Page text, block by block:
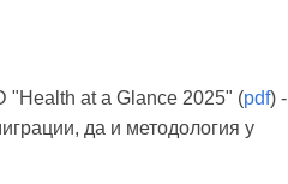
"Health at a Glance 2025" (pdf) -
да и методология у